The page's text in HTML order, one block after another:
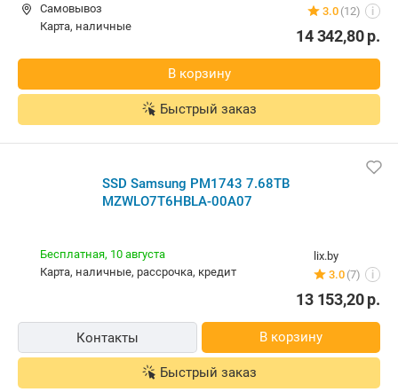
3.0 (12) i
Самовывоз
карта, наличные
14 342,80р.
В корзину
Быстрый заказ
SSD Samsung PM1743 7.68TB
MZWLO7T6HBLA-00A07
lix.by
3.0 (7) i
Бесплатная, 10 августа
карта, наличные, рассрочка, кредит
13 153,20р.
Контакты В корзину
Быстрый заказ